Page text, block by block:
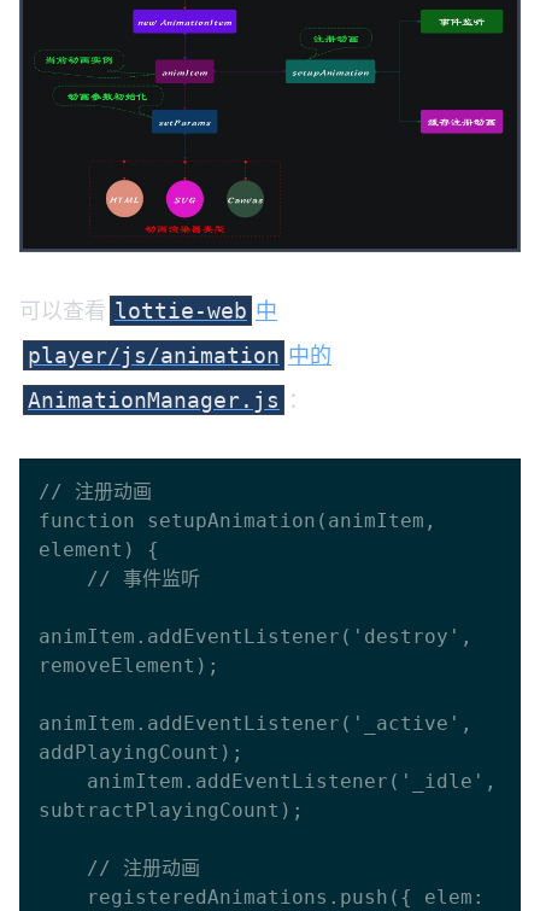
可以查看 lottie-web 中
player/js/animation 中的
AnimationManager.js ：
// 注册动画
function setupAnimation(animItem,
element) {
animItem.addEventListener('destroy',
removeElement);
animItem.addEventListener('_active',
addPlayingCount);
subtractPlayingCount);